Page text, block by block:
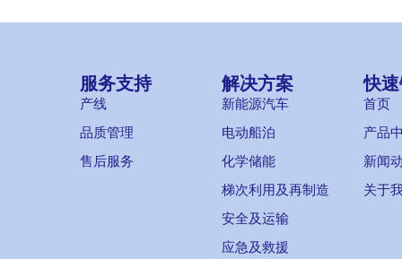
服务支持
产线
品质管理
售后服务
解决方案
新能源汽车
电动船泊
化学储能
梯次利用及再制造
安全及运输
应急及救援
快
首页
产品
新闻
关于